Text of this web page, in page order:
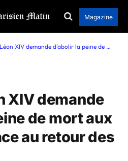
Magazine
d’abolir la peine de mort aux Etats Unis face au retour des exécutions
XIV demande
de mort aux
au retour des